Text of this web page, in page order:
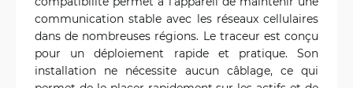
communication stable avec les réseaux cellulaires
dans de nombreuses régions. Le traceur est conçu
pour un déploiement rapide et pratique. Son
installation ne nécessite aucun câblage, ce qui